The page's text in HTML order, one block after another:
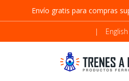
Envío gratis para compras
| English